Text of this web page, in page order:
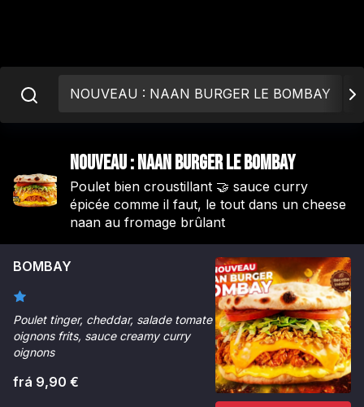
NOUVEAU : NAAN BURGER LE BOMBAY
NOUVEAU : NAAN BURGER LE BOMBAY
Poulet bien croustillant 🤝 sauce curry
épicée comme il faut, le tout dans un cheese
naan au fromage brûlant
BOMBAY
Poulet tinger, cheddar, salade tomate
oignons frits, sauce creamy curry
oignons
frá 9,90 €